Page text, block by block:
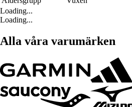
Loading...
Loading...
Alla våra varumärken